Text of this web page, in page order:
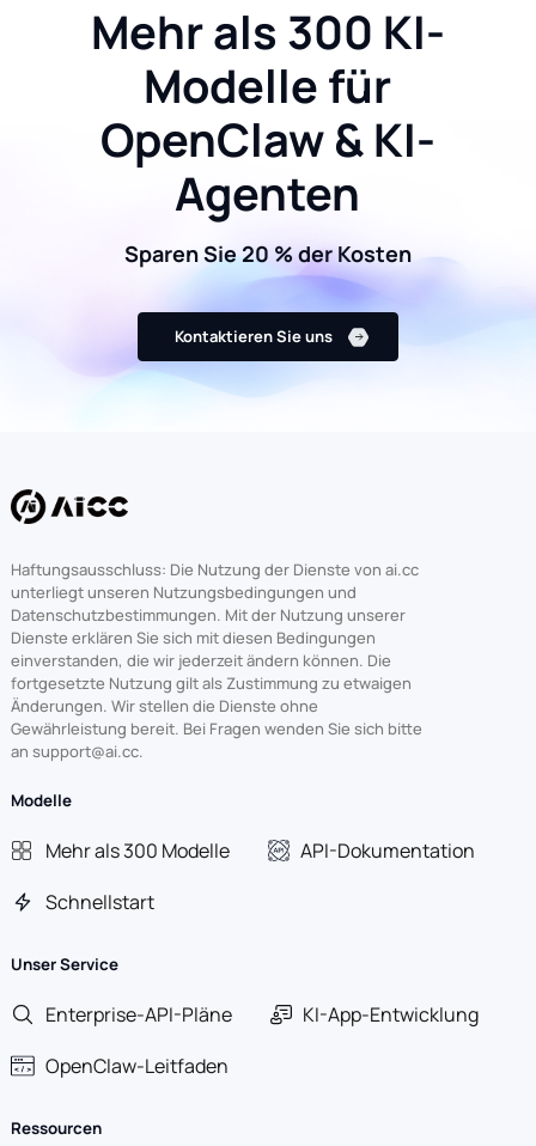
Mehr als 300 KI-
Modelle für
OpenClaw & KI-
Agenten
Sparen Sie 20 % der Kosten
Kontaktieren Sie uns
Haftungsausschluss: Die Nutzung der Dienste von ai.cc
unterliegt unseren Nutzungsbedingungen und
Datenschutzbestimmungen. Mit der Nutzung unserer
Dienste erklären Sie sich mit diesen Bedingungen
einverstanden, die wir jederzeit ändern können. Die
fortgesetzte Nutzung gilt als Zustimmung zu etwaigen
Änderungen. Wir stellen die Dienste ohne
Gewährleistung bereit. Bei Fragen wenden Sie sich bitte
an support@ai.cc.
Modelle
Mehr als 300 Modelle
API-Dokumentation
Schnellstart
Unser Service
Enterprise-API-Pläne
KI-App-Entwicklung
OpenClaw-Leitfaden
Ressourcen